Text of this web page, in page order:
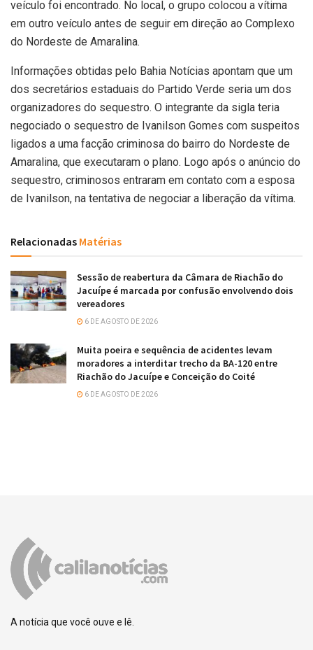
veículo foi encontrado. No local, o grupo colocou a vítima
em outro veículo antes de seguir em direção ao Complexo
do Nordeste de Amaralina.
Informações obtidas pelo Bahia Notícias apontam que um
dos secretários estaduais do Partido Verde seria um dos
organizadores do sequestro. O integrante da sigla teria
negociado o sequestro de Ivanilson Gomes com suspeitos
ligados a uma facção criminosa do bairro do Nordeste de
Amaralina, que executaram o plano. Logo após o anúncio do
sequestro, criminosos entraram em contato com a esposa
de Ivanilson, na tentativa de negociar a liberação da vítima.
Relacionadas Matérias
Sessão de reabertura da Câmara de Riachão do
Jacuípe é marcada por confusão envolvendo dois
vereadores
6 DE AGOSTO DE 2026
Muita poeira e sequência de acidentes levam
moradores a interditar trecho da BA-120 entre
Riachão do Jacuípe e Conceição do Coité
6 DE AGOSTO DE 2026
A notícia que você ouve e lê.